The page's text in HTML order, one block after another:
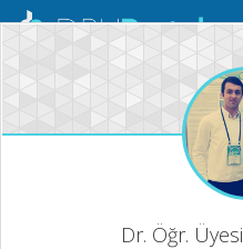
Dr. Öğr. Üyesi